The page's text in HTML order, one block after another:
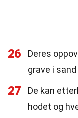
26
Deres
grave i
27
De kan
hodet og